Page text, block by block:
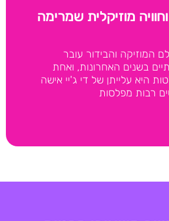
מוזיקלית שמרימה
המוזיקה והבידור עובר
בשנים האחרונות, ואחת
היא עלייתן של די ג'יי אישה
רבות מפלסות